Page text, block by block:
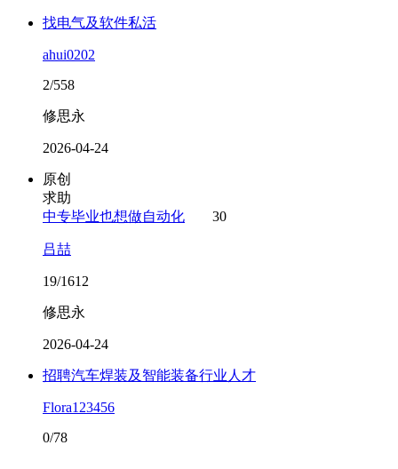
找电气及软件私活
ahui0202
2/558
修思永
2026-04-24
原创
求助
中专毕业也想做自动化
30
吕喆
19/1612
修思永
2026-04-24
招聘汽车焊装及智能装备行业人才
Flora123456
0/78